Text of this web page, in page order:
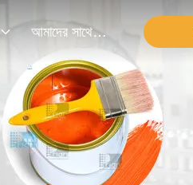
আমাদের সাথে যোগাযোগ